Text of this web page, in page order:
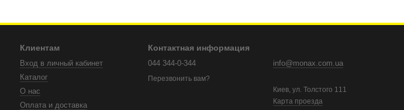
Клиентам
Вход в личный кабинет
Каталог
О нас
Оплата и доставка
Контактная информация
044 344-0-344
Перезвонить вам?
info@monax.com.ua
Киев, ул. Толстого 111
Карта проезда